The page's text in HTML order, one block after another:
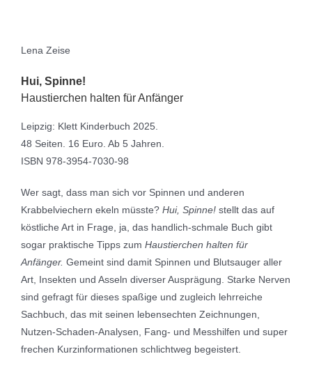
Lena Zeise
Hui, Spinne!
Haustierchen halten für Anfänger
Leipzig: Klett Kinderbuch 2025.
48 Seiten. 16 Euro. Ab 5 Jahren.
ISBN 978-3954-7030-98
Wer sagt, dass man sich vor Spinnen und anderen
Krabbelviechern ekeln müsste? Hui, Spinne! stellt das auf
köstliche Art in Frage, ja, das handlich-schmale Buch gibt
sogar praktische Tipps zum Haustierchen halten für
Anfänger. Gemeint sind damit Spinnen und Blutsauger aller
Art, Insekten und Asseln diverser Ausprägung. Starke Nerven
sind gefragt für dieses spaßige und zugleich lehrreiche
Sachbuch, das mit seinen lebensechten Zeichnungen,
Nutzen-Schaden-Analysen, Fang- und Messhilfen und super
frechen Kurzinformationen schlichtweg begeistert.